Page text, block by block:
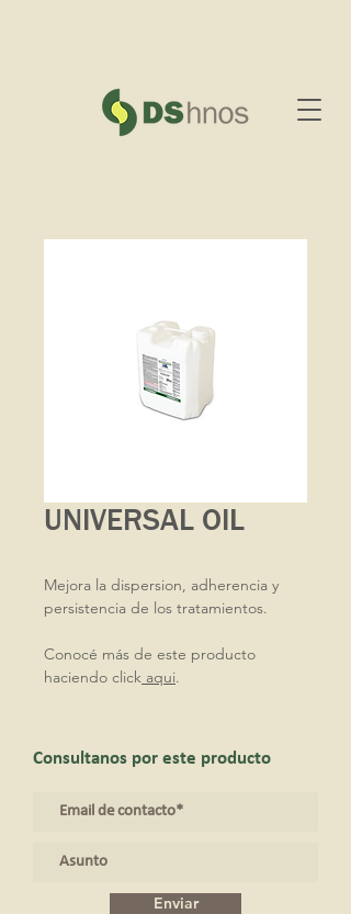
UNIVERSAL OIL
Mejora la dispersion, adherencia y
persistencia de los tratamientos.
Conocé más de este producto
haciendo click aqui.
Consultanos por este producto
Enviar